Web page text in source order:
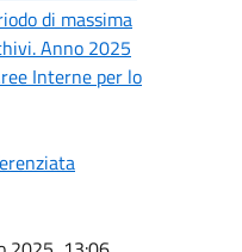
di massima
Anno 2025
Interne per lo